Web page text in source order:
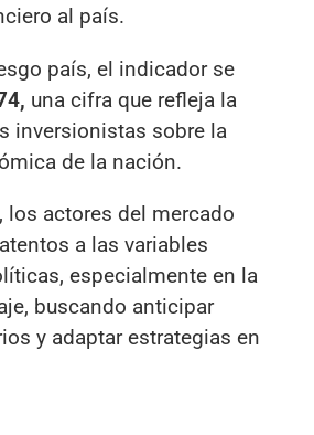
al país.
país, el indicador se
una cifra que refleja la
inversionistas sobre la
de la nación.
los actores del mercado
a las variables
especialmente en la
buscando anticipar
y adaptar estrategias en